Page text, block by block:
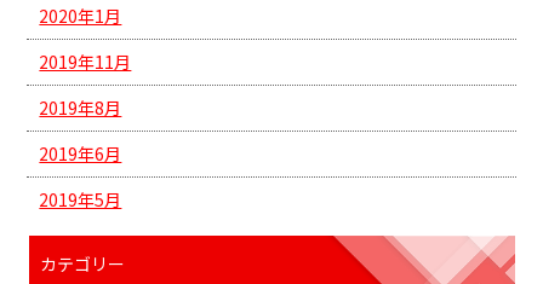
2020年1月
2019年11月
2019年8月
2019年6月
2019年5月
カテゴリー